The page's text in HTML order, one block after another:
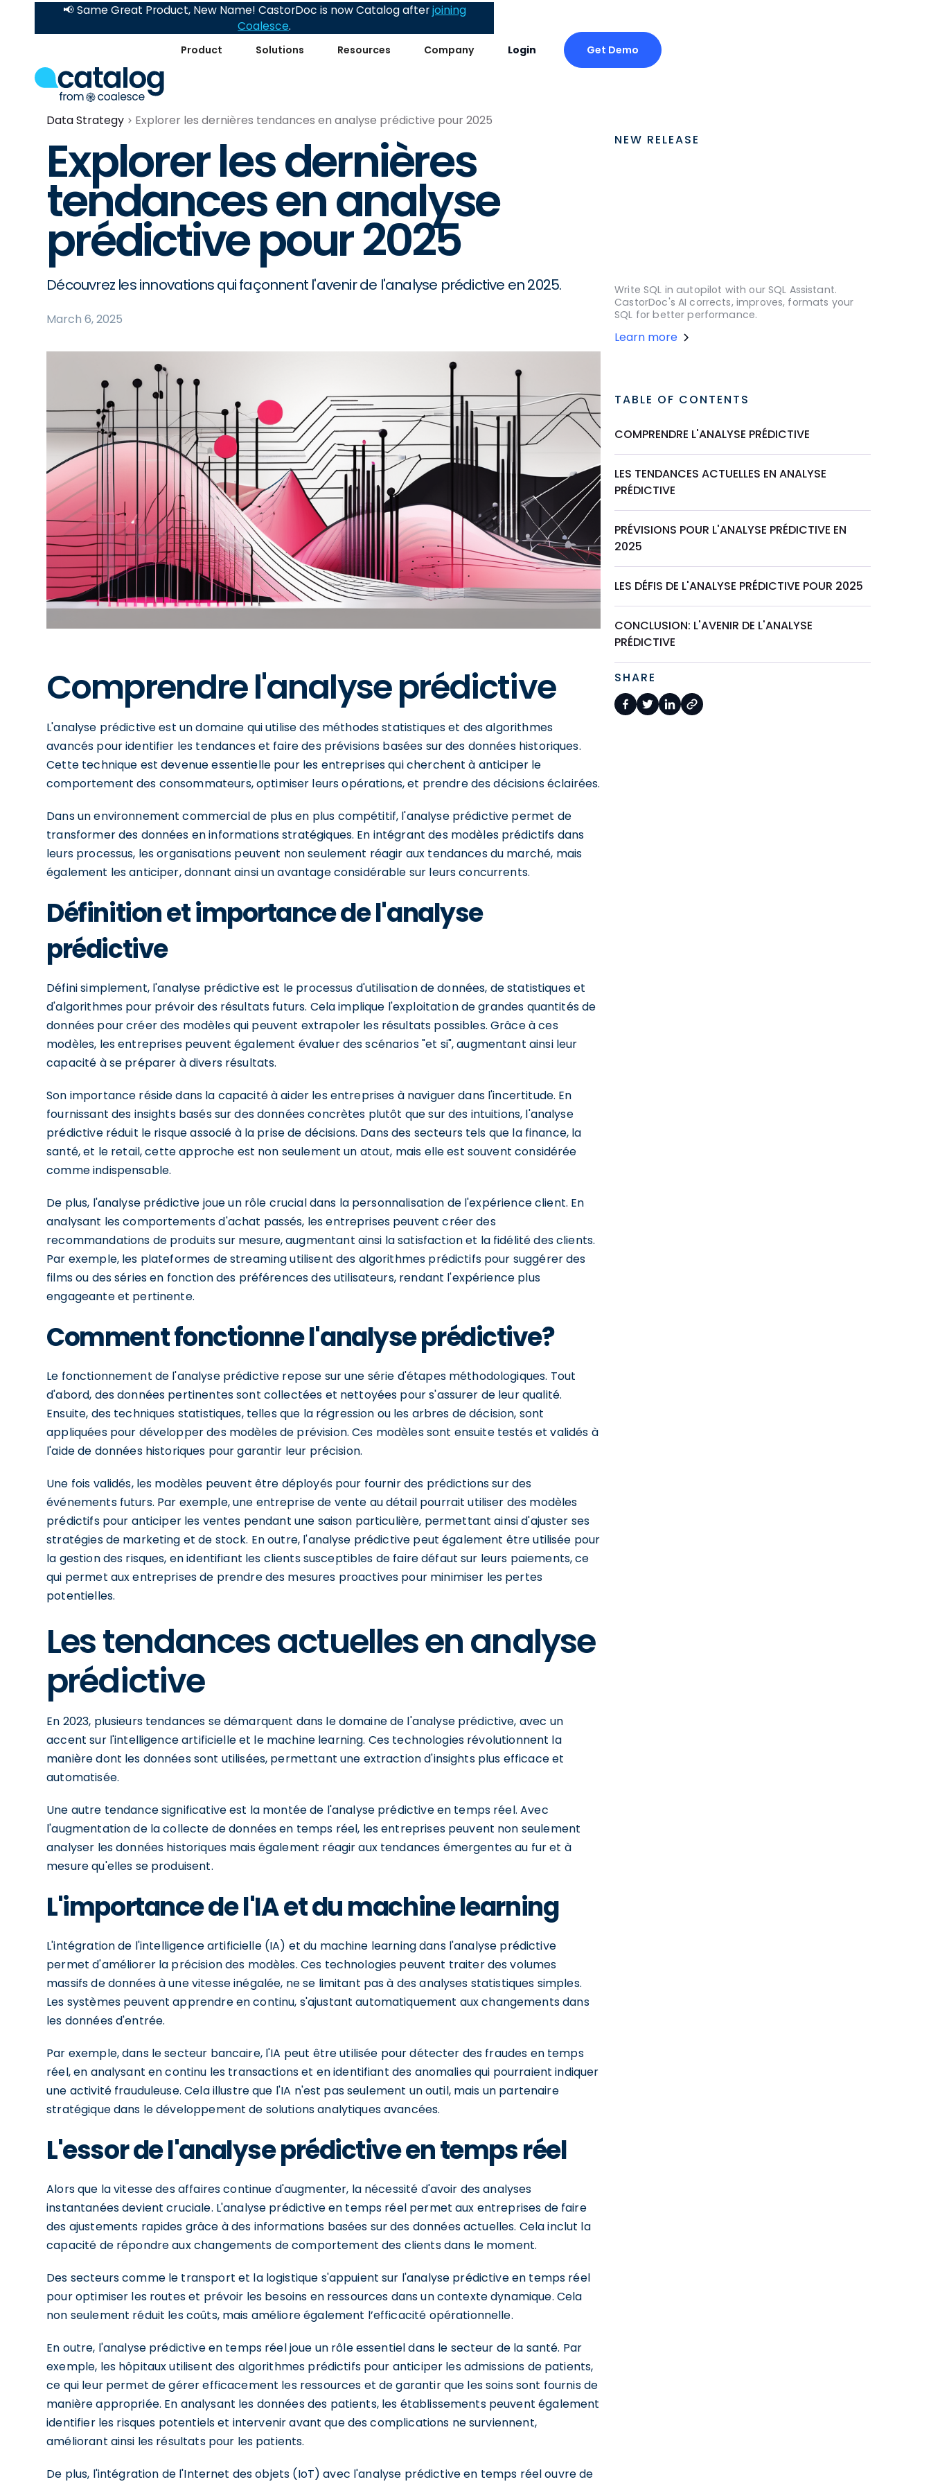
Product Solutions Resources Company Login Get Demo
📢 Same Great Product, New Name! CastorDoc is now Catalog afterjoining
Coalesce.
Data Strategy Explorer les dernières tendances en analyse prédictive pour 2025
Explorer les dernières
tendances en analyse
prédictive pour 2025
Découvrez les innovations qui façonnent l'avenir de l'analyse prédictive en 2025.
March 6, 2025
Comprendre l'analyse prédictive
L'analyse prédictive est un domaine qui utilise des méthodes statistiques et des algorithmes
avancés pour identifier les tendances et faire des prévisions basées sur des données historiques.
Cette technique est devenue essentielle pour les entreprises qui cherchent à anticiper le
comportement des consommateurs, optimiser leurs opérations, et prendre des décisions éclairées.
Dans un environnement commercial de plus en plus compétitif, l'analyse prédictive permet de
transformer des données en informations stratégiques. En intégrant des modèles prédictifs dans
leurs processus, les organisations peuvent non seulement réagir aux tendances du marché, mais
également les anticiper, donnant ainsi un avantage considérable sur leurs concurrents.
Définition et importance de l'analyse
prédictive
Défini simplement, l'analyse prédictive est le processus d'utilisation de données, de statistiques et
d'algorithmes pour prévoir des résultats futurs. Cela implique l'exploitation de grandes quantités de
données pour créer des modèles qui peuvent extrapoler les résultats possibles. Grâce à ces
modèles, les entreprises peuvent également évaluer des scénarios "et si", augmentant ainsi leur
capacité à se préparer à divers résultats.
Son importance réside dans la capacité à aider les entreprises à naviguer dans l'incertitude. En
fournissant des insights basés sur des données concrètes plutôt que sur des intuitions, l'analyse
prédictive réduit le risque associé à la prise de décisions. Dans des secteurs tels que la finance, la
santé, et le retail, cette approche est non seulement un atout, mais elle est souvent considérée
comme indispensable.
De plus, l'analyse prédictive joue un rôle crucial dans la personnalisation de l'expérience client. En
analysant les comportements d'achat passés, les entreprises peuvent créer des
recommandations de produits sur mesure, augmentant ainsi la satisfaction et la fidélité des clients.
Par exemple, les plateformes de streaming utilisent des algorithmes prédictifs pour suggérer des
films ou des séries en fonction des préférences des utilisateurs, rendant l'expérience plus
engageante et pertinente.
Comment fonctionne l'analyse prédictive?
Le fonctionnement de l'analyse prédictive repose sur une série d'étapes méthodologiques. Tout
d'abord, des données pertinentes sont collectées et nettoyées pour s'assurer de leur qualité.
Ensuite, des techniques statistiques, telles que la régression ou les arbres de décision, sont
appliquées pour développer des modèles de prévision. Ces modèles sont ensuite testés et validés à
l'aide de données historiques pour garantir leur précision.
Une fois validés, les modèles peuvent être déployés pour fournir des prédictions sur des
événements futurs. Par exemple, une entreprise de vente au détail pourrait utiliser des modèles
prédictifs pour anticiper les ventes pendant une saison particulière, permettant ainsi d'ajuster ses
stratégies de marketing et de stock. En outre, l'analyse prédictive peut également être utilisée pour
la gestion des risques, en identifiant les clients susceptibles de faire défaut sur leurs paiements, ce
qui permet aux entreprises de prendre des mesures proactives pour minimiser les pertes
potentielles.
Les tendances actuelles en analyse
prédictive
En 2023, plusieurs tendances se démarquent dans le domaine de l'analyse prédictive, avec un
accent sur l'intelligence artificielle et le machine learning. Ces technologies révolutionnent la
manière dont les données sont utilisées, permettant une extraction d'insights plus efficace et
automatisée.
Une autre tendance significative est la montée de l'analyse prédictive en temps réel. Avec
l'augmentation de la collecte de données en temps réel, les entreprises peuvent non seulement
analyser les données historiques mais également réagir aux tendances émergentes au fur et à
mesure qu'elles se produisent.
L'importance de l'IA et du machine learning
L'intégration de l'intelligence artificielle (IA) et du machine learning dans l'analyse prédictive
permet d'améliorer la précision des modèles. Ces technologies peuvent traiter des volumes
massifs de données à une vitesse inégalée, ne se limitant pas à des analyses statistiques simples.
Les systèmes peuvent apprendre en continu, s'ajustant automatiquement aux changements dans
les données d'entrée.
Par exemple, dans le secteur bancaire, l'IA peut être utilisée pour détecter des fraudes en temps
réel, en analysant en continu les transactions et en identifiant des anomalies qui pourraient indiquer
une activité frauduleuse. Cela illustre que l'IA n'est pas seulement un outil, mais un partenaire
stratégique dans le développement de solutions analytiques avancées.
L'essor de l'analyse prédictive en temps réel
Alors que la vitesse des affaires continue d'augmenter, la nécessité d'avoir des analyses
instantanées devient cruciale. L'analyse prédictive en temps réel permet aux entreprises de faire
des ajustements rapides grâce à des informations basées sur des données actuelles. Cela inclut la
capacité de répondre aux changements de comportement des clients dans le moment.
Des secteurs comme le transport et la logistique s'appuient sur l'analyse prédictive en temps réel
pour optimiser les routes et prévoir les besoins en ressources dans un contexte dynamique. Cela
non seulement réduit les coûts, mais améliore également l’efficacité opérationnelle.
En outre, l'analyse prédictive en temps réel joue un rôle essentiel dans le secteur de la santé. Par
exemple, les hôpitaux utilisent des algorithmes prédictifs pour anticiper les admissions de patients,
ce qui leur permet de gérer efficacement les ressources et de garantir que les soins sont fournis de
manière appropriée. En analysant les données des patients, les établissements peuvent également
identifier les risques potentiels et intervenir avant que des complications ne surviennent,
améliorant ainsi les résultats pour les patients.
De plus, l'intégration de l'Internet des objets (IoT) avec l'analyse prédictive en temps réel ouvre de
NEW RELEASE
Write SQL in autopilot with our SQL Assistant.
CastorDoc's AI corrects, improves, formats your
SQL for better performance.
Learn more
TABLE OF CONTENTS
COMPRENDRE L'ANALYSE PRÉDICTIVE
LES TENDANCES ACTUELLES EN ANALYSE
PRÉDICTIVE
PRÉVISIONS POUR L'ANALYSE PRÉDICTIVE EN
2025
LES DÉFIS DE L'ANALYSE PRÉDICTIVE POUR 2025
CONCLUSION: L'AVENIR DE L'ANALYSE
PRÉDICTIVE
SHARE